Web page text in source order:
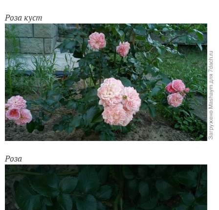
Роза куст
Роза